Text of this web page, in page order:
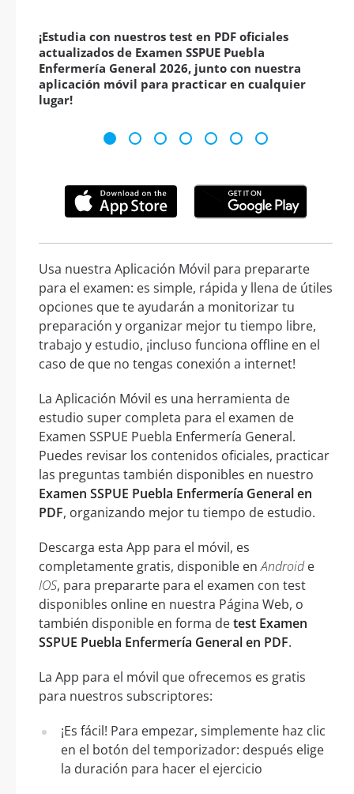
¡Estudia con nuestros test en PDF oficiales
actualizados de Examen SSPUE Puebla
Enfermería General 2026, junto con nuestra
aplicación móvil para practicar en cualquier
lugar!
Usa nuestra Aplicación Móvil para prepararte
para el examen: es simple, rápida y llena de útiles
opciones que te ayudarán a monitorizar tu
preparación y organizar mejor tu tiempo libre,
trabajo y estudio, ¡incluso funciona offline en el
caso de que no tengas conexión a internet!
La Aplicación Móvil es una herramienta de
estudio super completa para el examen de
Examen SSPUE Puebla Enfermería General.
Puedes revisar los contenidos oficiales, practicar
las preguntas también disponibles en nuestro
Examen SSPUE Puebla Enfermería General en
PDF, organizando mejor tu tiempo de estudio.
Descarga esta App para el móvil, es
completamente gratis, disponible enAndroide
IOS, para prepararte para el examen con test
disponibles online en nuestra Página Web, o
también disponible en forma detest Examen
SSPUE Puebla Enfermería General en PDF.
La App para el móvil que ofrecemos es gratis
para nuestros subscriptores:
¡Es fácil! Para empezar, simplemente haz clic
en el botón del temporizador: después elige
la duración para hacer el ejercicio